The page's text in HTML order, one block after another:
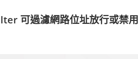
可過濾網路位址放行或禁用